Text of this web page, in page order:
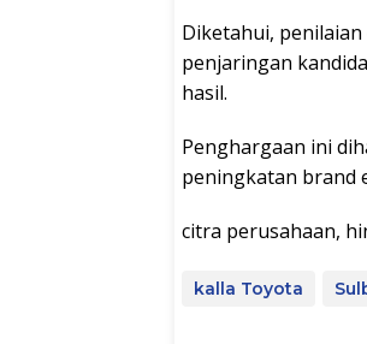
Diketahui,
penjaringan
hasil.
Penghargaan ini
peningkatan brand
citra perusahaan,
kalla Toyota